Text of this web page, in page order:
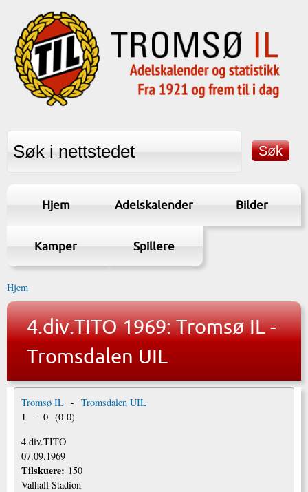
Hjem Adelskalender Bilder
Kamper Spillere
Hjem
4.div.TITO 1969: Tromsø IL -
Tromsdalen UIL
Tromsø IL - Tromsdalen UIL
1 - 0 (0-0)
4.div.TITO
07.09.1969
Tilskuere: 150
Valhall Stadion